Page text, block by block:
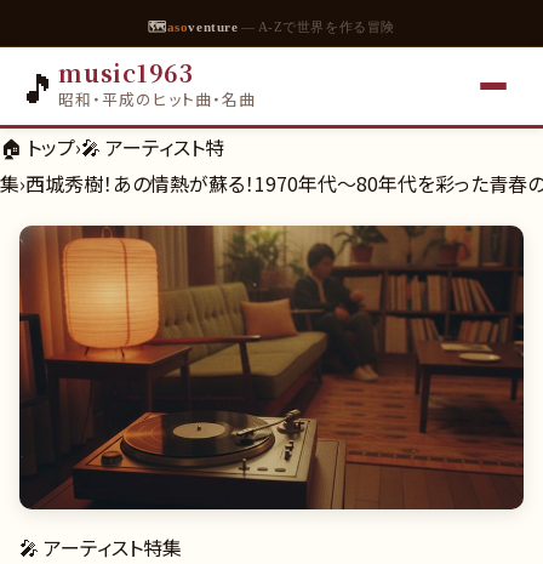
🗺asoventure — A-Zで世界を作る冒険
🎵 music1963
昭和・平成のヒット曲・名曲
🏠 トップ›🎤 アーティスト特
集›西城秀樹！あの情熱が蘇る！1970年代〜80年代を彩った青春
🎤 アーティスト特集